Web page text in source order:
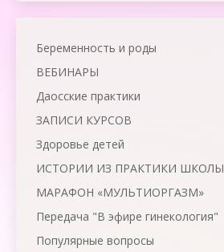
Беременность и роды
ВЕБИНАРЫ
Даосские практики
ЗАПИСИ КУРСОВ
Здоровье детей
ИСТОРИИ ИЗ ПРАКТИКИ ШКОЛЫ
МАРАФОН «МУЛЬТИОРГАЗМ»
Передача "В эфире гинекология"
Популярные вопросы